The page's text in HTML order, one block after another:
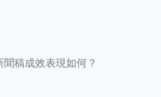
稿成效表現如何？